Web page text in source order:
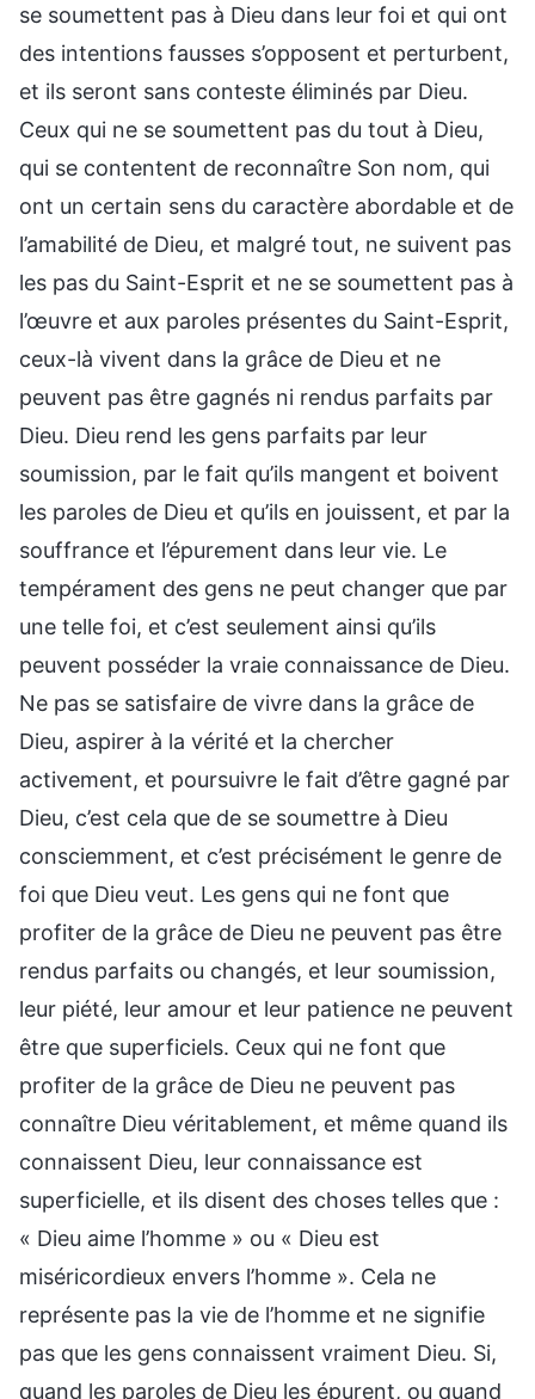
se soumettent pas à Dieu dans leur foi et qui ont
des intentions fausses s’opposent et perturbent,
et ils seront sans conteste éliminés par Dieu.
Ceux qui ne se soumettent pas du tout à Dieu,
qui se contentent de reconnaître Son nom, qui
ont un certain sens du caractère abordable et de
l’amabilité de Dieu, et malgré tout, ne suivent pas
les pas du Saint-Esprit et ne se soumettent pas à
l’œuvre et aux paroles présentes du Saint-Esprit,
ceux-là vivent dans la grâce de Dieu et ne
peuvent pas être gagnés ni rendus parfaits par
Dieu. Dieu rend les gens parfaits par leur
soumission, par le fait qu’ils mangent et boivent
les paroles de Dieu et qu’ils en jouissent, et par la
souffrance et l’épurement dans leur vie. Le
tempérament des gens ne peut changer que par
une telle foi, et c’est seulement ainsi qu’ils
peuvent posséder la vraie connaissance de Dieu.
Ne pas se satisfaire de vivre dans la grâce de
Dieu, aspirer à la vérité et la chercher
activement, et poursuivre le fait d’être gagné par
Dieu, c’est cela que de se soumettre à Dieu
consciemment, et c’est précisément le genre de
foi que Dieu veut. Les gens qui ne font que
profiter de la grâce de Dieu ne peuvent pas être
rendus parfaits ou changés, et leur soumission,
leur piété, leur amour et leur patience ne peuvent
être que superficiels. Ceux qui ne font que
profiter de la grâce de Dieu ne peuvent pas
connaître Dieu véritablement, et même quand ils
connaissent Dieu, leur connaissance est
superficielle, et ils disent des choses telles que :
« Dieu aime l’homme » ou « Dieu est
miséricordieux envers l’homme ». Cela ne
représente pas la vie de l’homme et ne signifie
pas que les gens connaissent vraiment Dieu. Si,
quand les paroles de Dieu les épurent, ou quand